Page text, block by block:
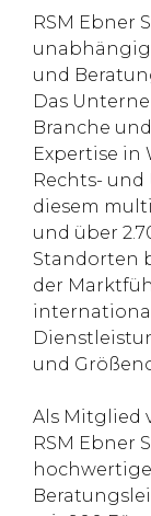
RSM Ebner
und
Das
Branche
Expertise in
Rechts-
diesem
und über
Standorten
der
und
Als Mitglied
RSM Ebner